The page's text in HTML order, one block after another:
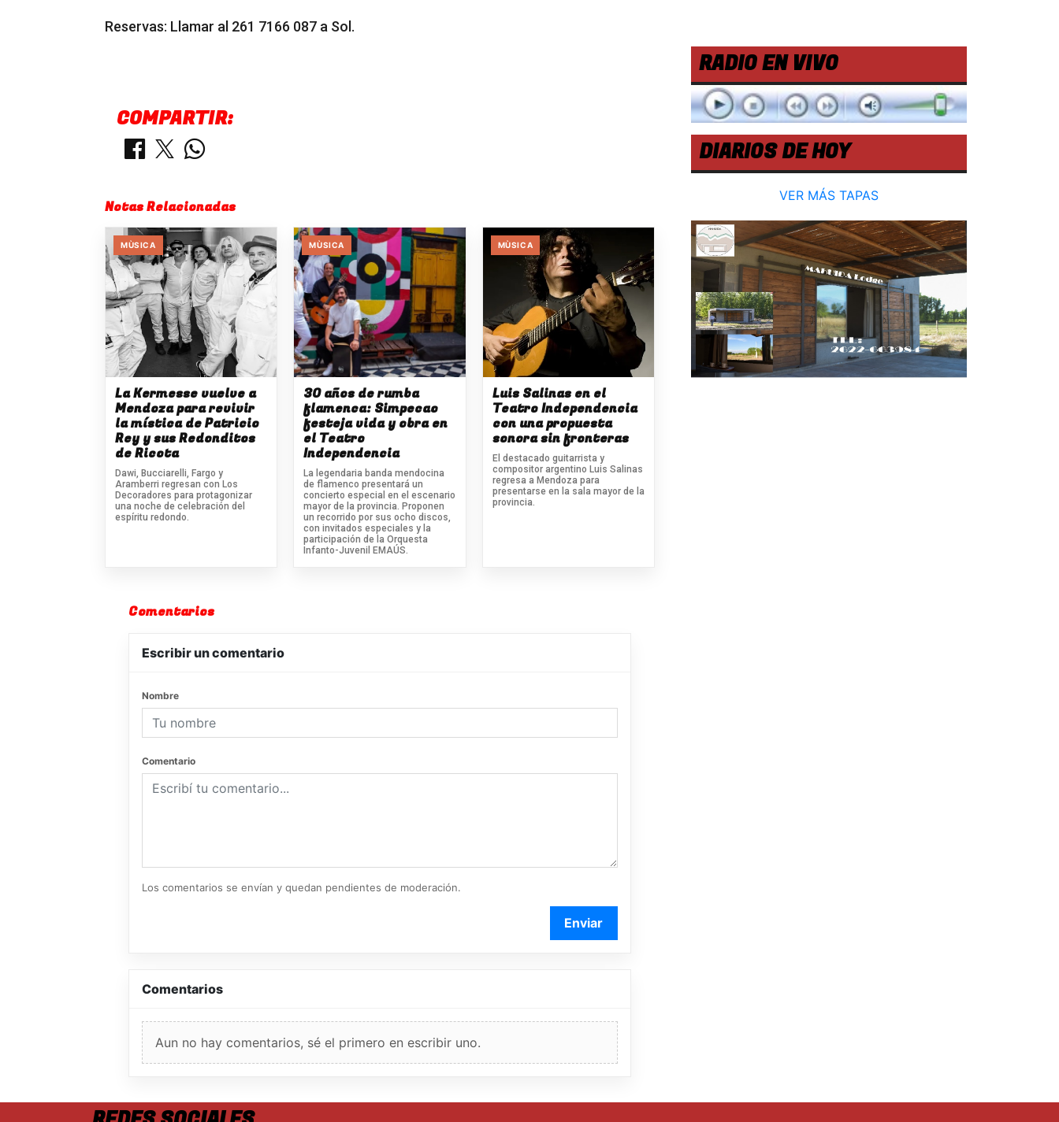
Reservas: Llamar al 261 7166 087 a Sol.
COMPARTIR:
Notas Relacionadas
MÙSICA
La Kermesse vuelve a
Mendoza para revivir
la mística de Patricio
Rey y sus Redonditos
de Ricota
Dawi, Bucciarelli, Fargo y
Aramberri regresan con Los
Decoradores para protagonizar
una noche de celebración del
espíritu redondo.
MÙSICA
30 años de rumba
flamenca: Simpecao
festeja vida y obra en
el Teatro
Independencia
La legendaria banda mendocina
de flamenco presentará un
concierto especial en el escenario
mayor de la provincia. Proponen
un recorrido por sus ocho discos,
con invitados especiales y la
participación de la Orquesta
Infanto-Juvenil EMAÚS.
MÙSICA
Luis Salinas en el
Teatro Independencia
con una propuesta
sonora sin fronteras
El destacado guitarrista y
compositor argentino Luis Salinas
regresa a Mendoza para
presentarse en la sala mayor de la
provincia.
Comentarios
Escribir un comentario
Nombre
Comentario
Los comentarios se envían y quedan pendientes de moderación.
Enviar
Comentarios
Aun no hay comentarios, sé el primero en escribir uno.
RADIO EN VIVO
DIARIOS DE HOY
VER MÁS TAPAS